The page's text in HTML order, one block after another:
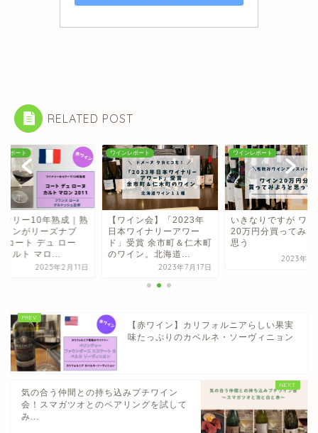
RELATED POST
レポート
ナリー10年熟成｜熟
インがリーズナブ
コート デュ ロー
ルト マロ...
2025年2月11日
ワインレポート
【ワイン会】「2023年
日本ワイナリーアワー
ド」受賞 余市町＆仁木町
のワイン。北海道...
2023年7月17日
ワインレポート
いきなりですが ワイ
20万円分買ってみよ
思う
2023年5
【赤ワイン】カリフォルニアらしい果実
味たっぷりのカベルネ・ソーヴィニョン
気の合う仲間との持ち込みプチワイン
会！スマガツオとのペアリングを試して
み...